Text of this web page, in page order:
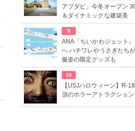
アブダビ」今冬オープン
＆ダイナミックな建築美
9
ANA「ちいかわジェット
へ ハチワレやうさぎたち
服姿の限定グッズも
10
【USJハロウィーン】R-
須のホラーアトラクショ